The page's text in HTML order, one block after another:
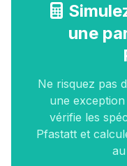
une
Ne risquez pas
une
vérifie les
Pfastatt et